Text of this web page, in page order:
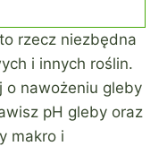
rzecz niezbędna
i innych roślin.
o nawożeniu gleby
pH gleby oraz
makro i